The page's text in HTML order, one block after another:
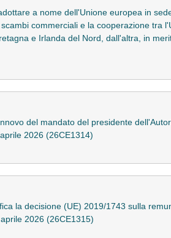
a nome dell'Unione europea in
commerciali e la cooperazione tra
e Irlanda del Nord, dall'altra, in
del mandato del presidente
2026 (26CE1314)
la decisione (UE) 2019/1743 sulla
2026 (26CE1315)